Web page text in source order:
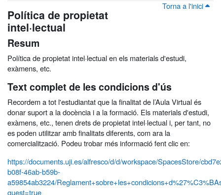
Torna a l'inici
Política de propietat
intel·lectual
Resum
Política de propietat intel·lectual en els materials d'estudi,
exàmens, etc.
Text complet de les condicions d'ús
Recordem a tot l'estudiantat que la finalitat de l’Aula Virtual és
donar suport a la docència i a la formació. Els materials d'estudi,
exàmens, etc., tenen drets de propietat intel·lectual i, per tant, no
es poden utilitzar amb finalitats diferents, com ara la
comercialització. Podeu trobar més informació fent clic en:
https://documents.uji.es/alfresco/d/d/workspace/SpacesStore/
b08f-46ab-b59b-
a59854ab3224/
guest=true